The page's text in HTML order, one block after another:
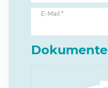
E-Mail:*
Dokumente